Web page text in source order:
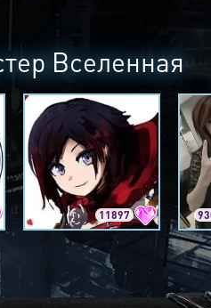
Вселенная
11897